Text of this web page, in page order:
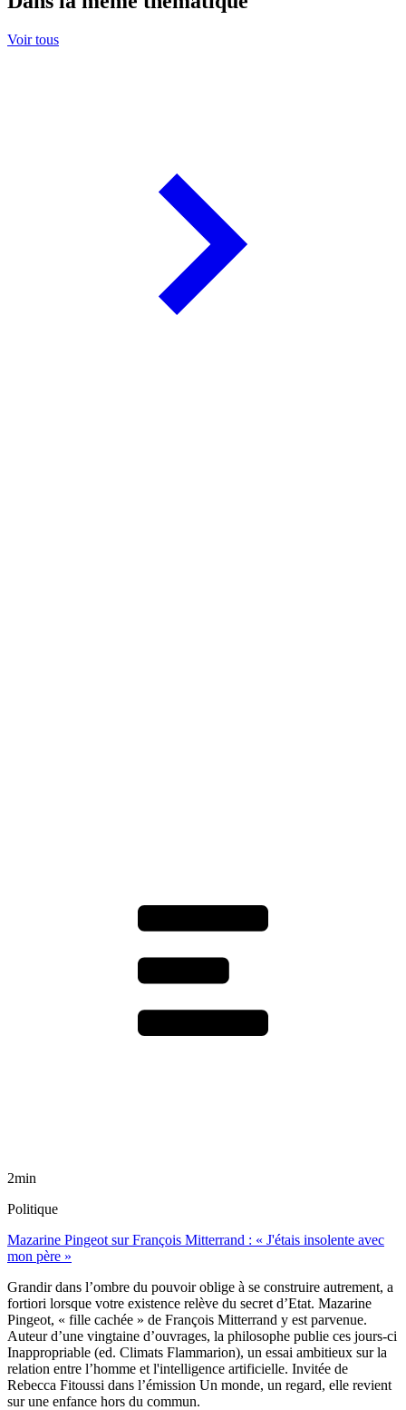
Voir tous
2min
Politique
Mazarine Pingeot sur François Mitterrand : « J'étais insolente avec
mon père »
Grandir dans l’ombre du pouvoir oblige à se construire autrement, a
fortiori lorsque votre existence relève du secret d’Etat. Mazarine
Pingeot, « fille cachée » de François Mitterrand y est parvenue.
Auteur d’une vingtaine d’ouvrages, la philosophe publie ces jours-ci
Inappropriable (ed. Climats Flammarion), un essai ambitieux sur la
relation entre l’homme et l'intelligence artificielle. Invitée de
Rebecca Fitoussi dans l’émission Un monde, un regard, elle revient
sur une enfance hors du commun.